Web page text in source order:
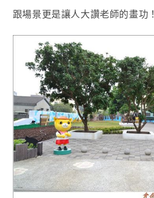
跟場景更是讓人大讚老師的畫功！